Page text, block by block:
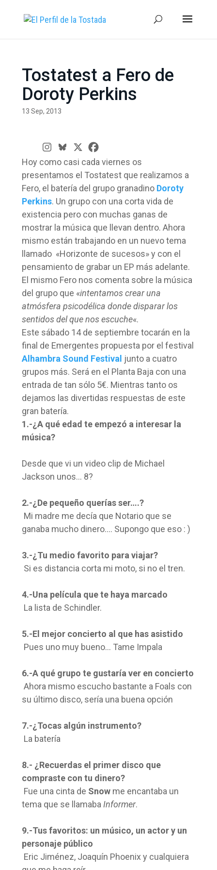
Tostatest a Fero de
Doroty Perkins
13 Sep, 2013
Hoy como casi cada viernes os
presentamos el Tostatest que realizamos a
Fero, el batería del grupo granadino Doroty
Perkins. Un grupo con una corta vida de
existencia pero con muchas ganas de
mostrar la música que llevan dentro. Ahora
mismo están trabajando en un nuevo tema
llamado «Horizonte de sucesos» y con el
pensamiento de grabar un EP más adelante.
El mismo Fero nos comenta sobre la música
del grupo que «intentamos crear una
atmósfera psicodélica donde disparar los
sentidos del que nos escuche«.
Este sábado 14 de septiembre tocarán en la
final de Emergentes propuesta por el festival
Alhambra Sound Festival junto a cuatro
grupos más. Será en el Planta Baja con una
entrada de tan sólo 5€. Mientras tanto os
dejamos las divertidas respuestas de este
gran batería.
1.-¿A qué edad te empezó a interesar la
música?
Desde que vi un video clip de Michael
Jackson unos… 8?
2.-¿De pequeño querías ser….?
Mi madre me decía que Notario que se
ganaba mucho dinero…. Supongo que eso : )
3.-¿Tu medio favorito para viajar?
Si es distancia corta mi moto, si no el tren.
4.-Una película que te haya marcado
La lista de Schindler.
5.-El mejor concierto al que has asistido
Pues uno muy bueno… Tame Impala
6.-A qué grupo te gustaría ver en concierto
Ahora mismo escucho bastante a Foals con
su último disco, sería una buena opción
7.-¿Tocas algún instrumento?
La batería
8.- ¿Recuerdas el primer disco que
compraste con tu dinero?
Fue una cinta de Snowme encantaba un
tema que se llamaba Informer.
9.-Tus favoritos: un músico, un actor y un
personaje público
Eric Jiménez, Joaquín Phoenix y cualquiera